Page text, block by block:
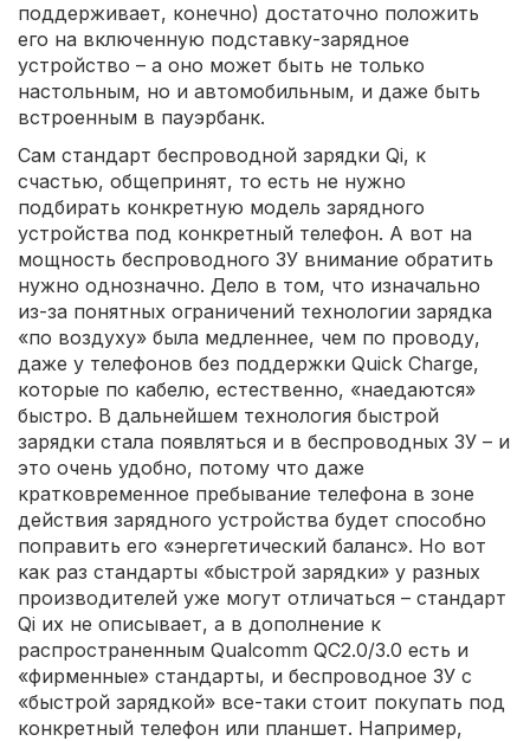
поддерживает, конечно) достаточно положить
его на включенную подставку-зарядное
устройство – а оно может быть не только
настольным, но и автомобильным, и даже быть
встроенным в пауэрбанк.
Сам стандарт беспроводной зарядки Qi, к
счастью, общепринят, то есть не нужно
подбирать конкретную модель зарядного
устройства под конкретный телефон. А вот на
мощность беспроводного ЗУ внимание обратить
нужно однозначно. Дело в том, что изначально
из-за понятных ограничений технологии зарядка
«по воздуху» была медленнее, чем по проводу,
даже у телефонов без поддержки Quick Charge,
которые по кабелю, естественно, «наедаются»
быстро. В дальнейшем технология быстрой
зарядки стала появляться и в беспроводных ЗУ – и
это очень удобно, потому что даже
кратковременное пребывание телефона в зоне
действия зарядного устройства будет способно
поправить его «энергетический баланс». Но вот
как раз стандарты «быстрой зарядки» у разных
производителей уже могут отличаться – стандарт
Qi их не описывает, а в дополнение к
распространенным Qualcomm QC2.0/3.0 есть и
«фирменные» стандарты, и беспроводное ЗУ с
«быстрой зарядкой» все-таки стоит покупать под
конкретный телефон или планшет. Например,